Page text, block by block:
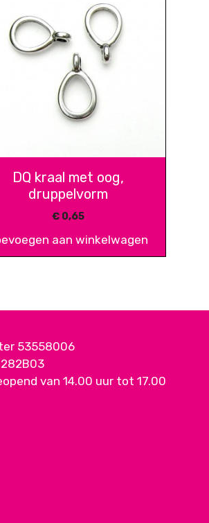
DQ kraal met oog,
druppelvorm
€ 0,65
aan winkelwagen
53558006
van 14.00 uur tot 17.00